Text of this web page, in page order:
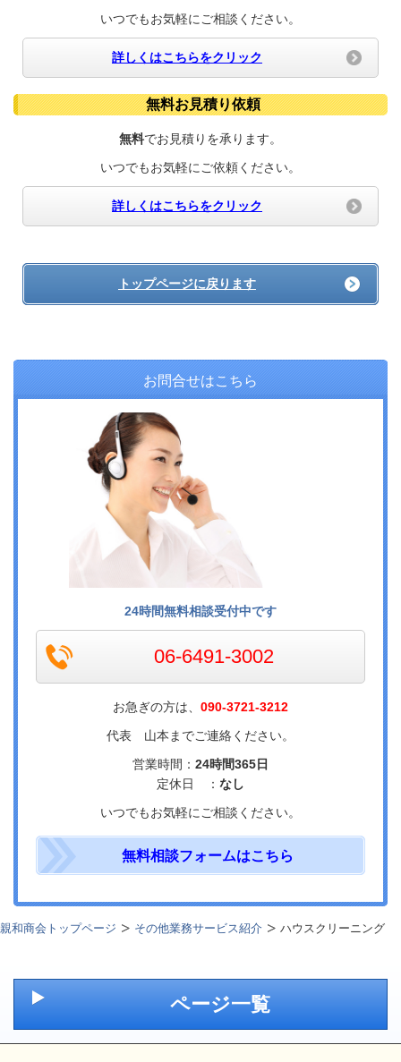
いつでもお気軽に ご相談ください。
詳しくはこちらをクリック
無料お見積り依頼
無料でお見積りを承ります。
いつでもお気軽にご依頼ください。
詳しくはこちらをクリック
トップページに戻ります
お問合せはこちら
24時間無料相談受付中です
06-6491-3002
お急ぎの方は、 090-3721-3212
代表 山本までご連絡ください。
営業時間： 24時間365日
定休日 ： なし
いつでもお気軽にご相談ください。
無料相談フォームはこちら
親和商会トップページ その他業務サービス紹介 ハウスクリーニング
ページ一覧